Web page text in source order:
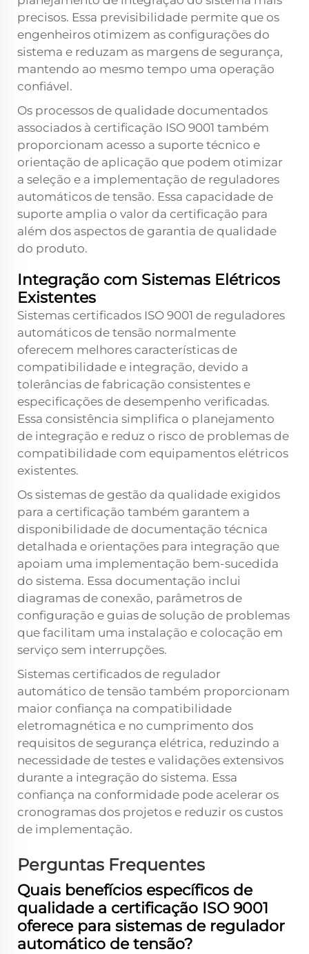
precisos. Essa previsibilidade permite que os
engenheiros otimizem as configurações do
sistema e reduzam as margens de segurança,
mantendo ao mesmo tempo uma operação
confiável.
Os processos de qualidade documentados
associados à certificação ISO 9001 também
proporcionam acesso a suporte técnico e
orientação de aplicação que podem otimizar
a seleção e a implementação de reguladores
automáticos de tensão. Essa capacidade de
suporte amplia o valor da certificação para
além dos aspectos de garantia de qualidade
do produto.
Integração com Sistemas Elétricos
Existentes
Sistemas certificados ISO 9001 de reguladores
automáticos de tensão normalmente
oferecem melhores características de
compatibilidade e integração, devido a
tolerâncias de fabricação consistentes e
especificações de desempenho verificadas.
Essa consistência simplifica o planejamento
de integração e reduz o risco de problemas de
compatibilidade com equipamentos elétricos
existentes.
Os sistemas de gestão da qualidade exigidos
para a certificação também garantem a
disponibilidade de documentação técnica
detalhada e orientações para integração que
apoiam uma implementação bem-sucedida
do sistema. Essa documentação inclui
diagramas de conexão, parâmetros de
configuração e guias de solução de problemas
que facilitam uma instalação e colocação em
serviço sem interrupções.
Sistemas certificados de regulador
automático de tensão também proporcionam
maior confiança na compatibilidade
eletromagnética e no cumprimento dos
requisitos de segurança elétrica, reduzindo a
necessidade de testes e validações extensivos
durante a integração do sistema. Essa
confiança na conformidade pode acelerar os
cronogramas dos projetos e reduzir os custos
de implementação.
Perguntas Frequentes
Quais benefícios específicos de
qualidade a certificação ISO 9001
oferece para sistemas de regulador
automático de tensão?